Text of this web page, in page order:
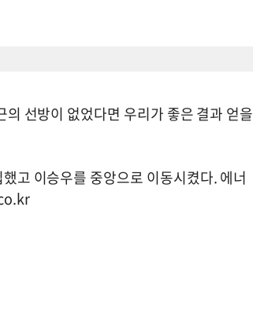
선방이 없었다면 우리가 좋은 결과 얻을
고 이승우를 중앙으로 이동시켰다. 에너